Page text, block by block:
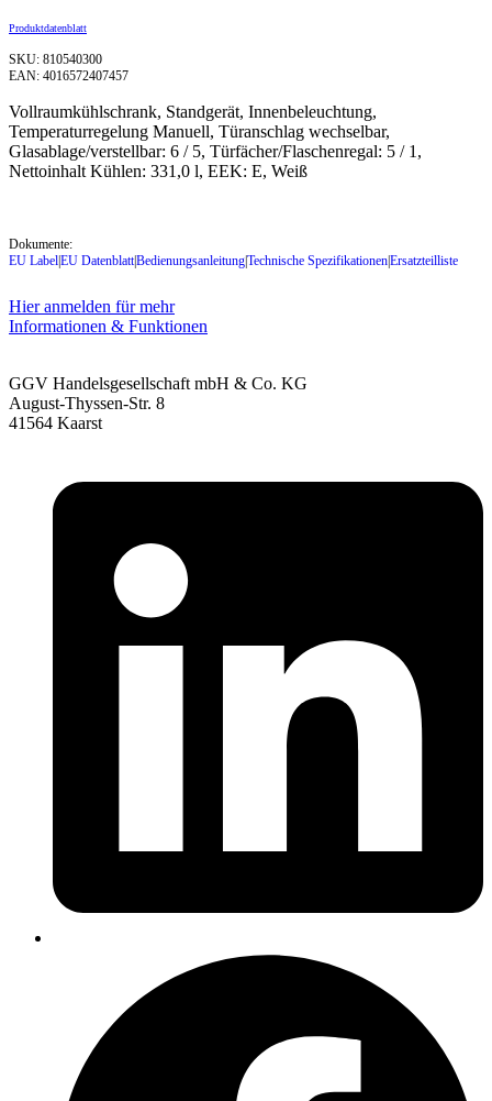
Produktdatenblatt
SKU: 810540300
EAN: 4016572407457
Vollraumkühlschrank, Standgerät, Innenbeleuchtung,
Temperaturregelung Manuell, Türanschlag wechselbar,
Glasablage/verstellbar: 6 / 5, Türfächer/Flaschenregal: 5 / 1,
Nettoinhalt Kühlen: 331,0 l, EEK: E, Weiß
Dokumente:
EU Label|EU Datenblatt|Bedienungsanleitung|Technische Spezifikationen|Ersatzteilliste
Hier anmelden für mehr
Informationen & Funktionen
GGV Handelsgesellschaft mbH & Co. KG
August-Thyssen-Str. 8
41564 Kaarst